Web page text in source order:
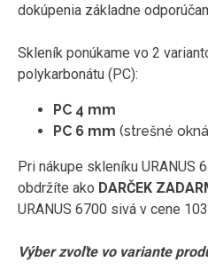
dokúpenia základne
Skleník ponúkame vo 2
polykarbonátu (PC):
PC 4 mm
PC 6 mm (strešné
Pri nákupe skleníku URANUS
obdržíte ako DARČEK
URANUS 6700 sivá v cene
Výber zvoľte vo variante